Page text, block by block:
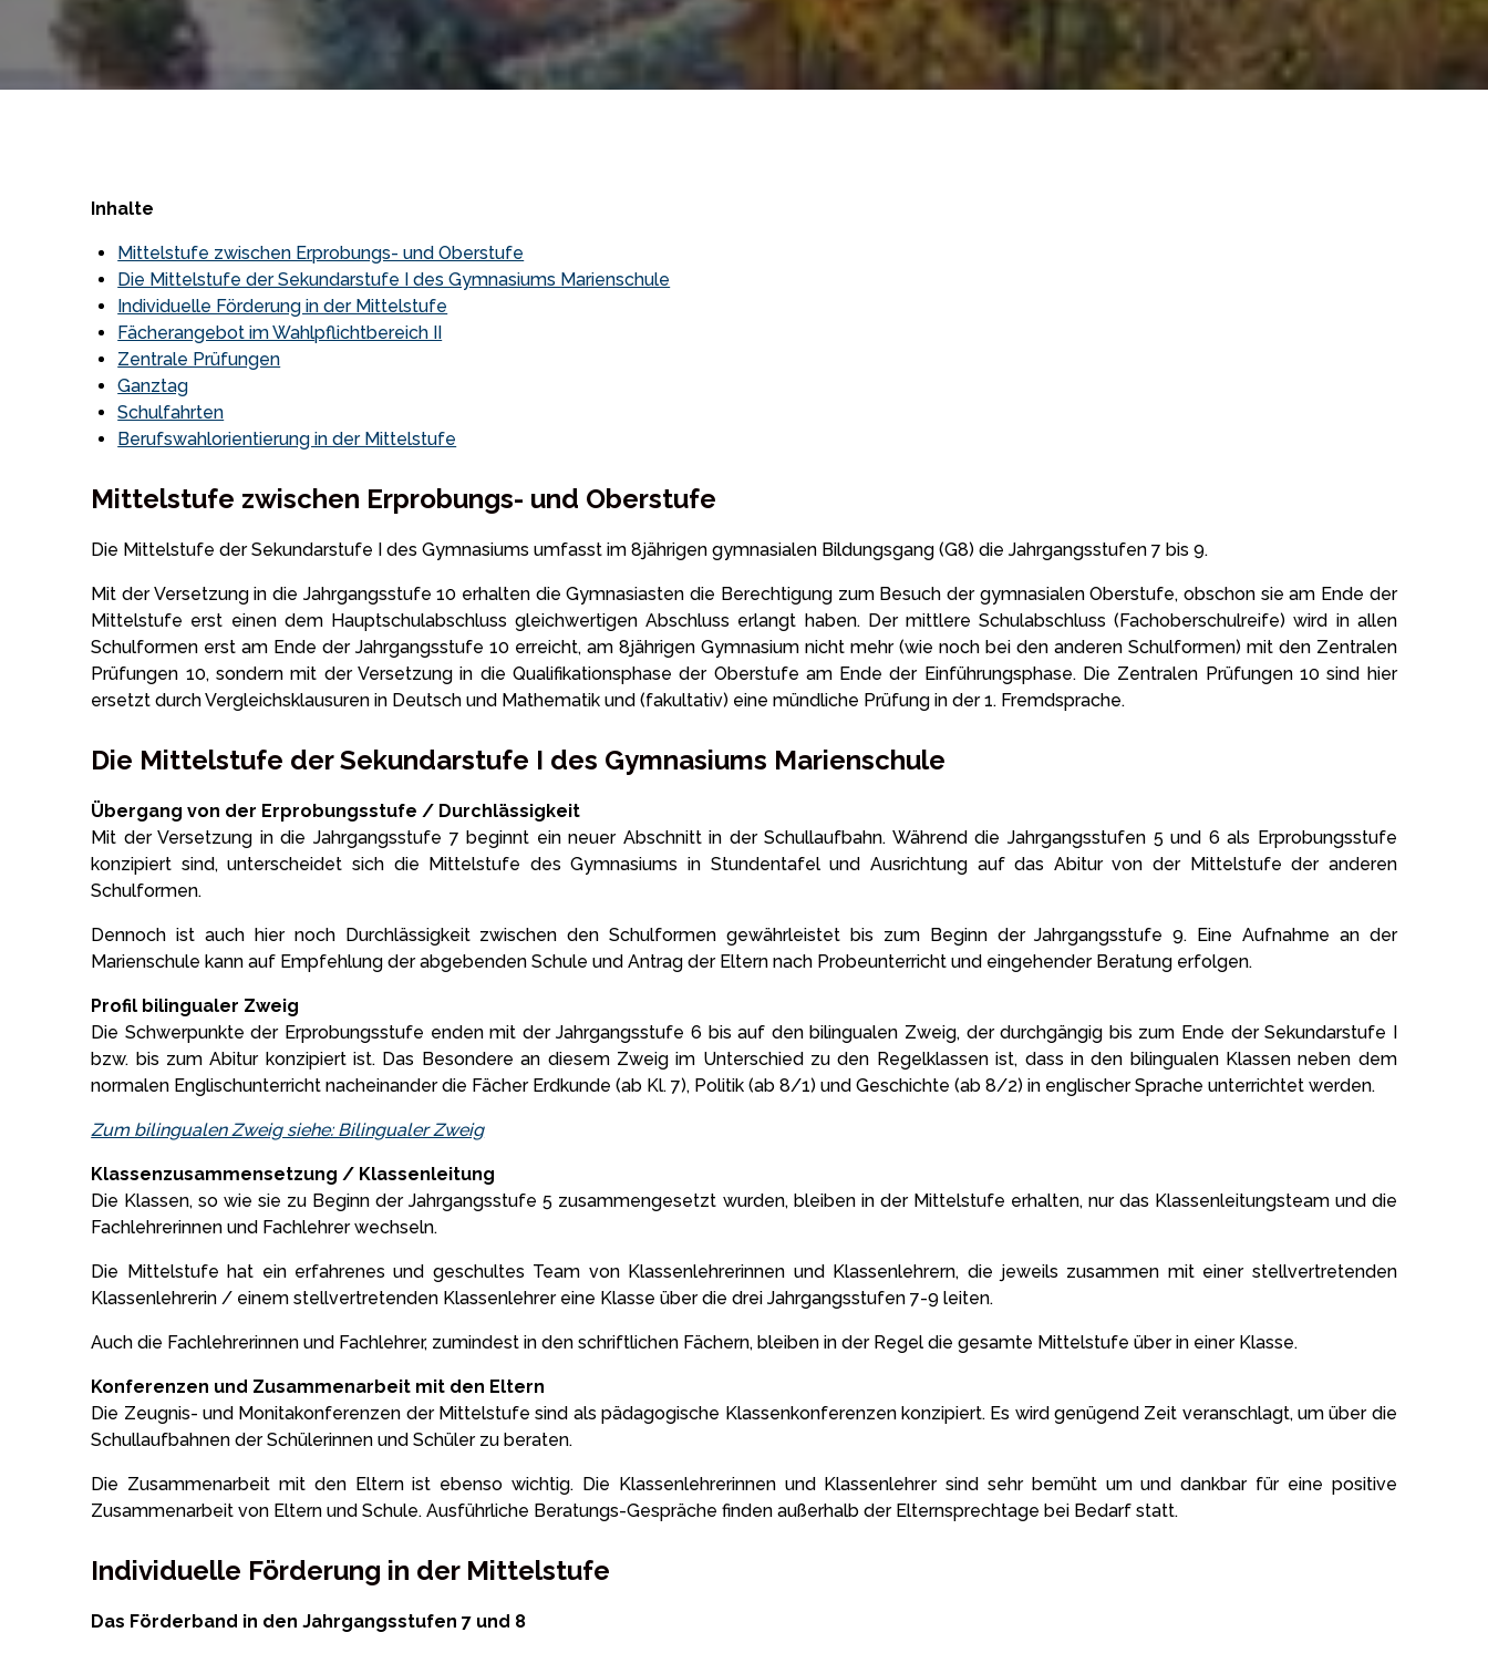
Inhalte
Mittelstufe zwischen Erprobungs- und Oberstufe
Die Mittelstufe der Sekundarstufe I des Gymnasiums Marienschule
Individuelle Förderung in der Mittelstufe
Fächerangebot im Wahlpflichtbereich II
Zentrale Prüfungen
Ganztag
Schulfahrten
Berufswahlorientierung in der Mittelstufe
Mittelstufe zwischen Erprobungs- und Oberstufe
Die Mittelstufe der Sekundarstufe I des Gymnasiums umfasst im 8jährigen gymnasialen Bildungsgang (G8) die Jahrgangsstufen 7 bis 9.
Mit der Versetzung in die Jahrgangsstufe 10 erhalten die Gymnasiasten die Berechtigung zum Besuch der gymnasialen Oberstufe, obschon sie am Ende der
Mittelstufe erst einen dem Hauptschulabschluss gleichwertigen Abschluss erlangt haben. Der mittlere Schulabschluss (Fachoberschulreife) wird in allen
Schulformen erst am Ende der Jahrgangsstufe 10 erreicht, am 8jährigen Gymnasium nicht mehr (wie noch bei den anderen Schulformen) mit den Zentralen
Prüfungen 10, sondern mit der Versetzung in die Qualifikationsphase der Oberstufe am Ende der Einführungsphase. Die Zentralen Prüfungen 10 sind hier
ersetzt durch Vergleichsklausuren in Deutsch und Mathematik und (fakultativ) eine mündliche Prüfung in der 1. Fremdsprache.
Die Mittelstufe der Sekundarstufe I des Gymnasiums Marienschule
Übergang von der Erprobungsstufe / Durchlässigkeit
Mit der Versetzung in die Jahrgangsstufe 7 beginnt ein neuer Abschnitt in der Schullaufbahn. Während die Jahrgangsstufen 5 und 6 als Erprobungsstufe
konzipiert sind, unterscheidet sich die Mittelstufe des Gymnasiums in Stundentafel und Ausrichtung auf das Abitur von der Mittelstufe der anderen
Schulformen.
Dennoch ist auch hier noch Durchlässigkeit zwischen den Schulformen gewährleistet bis zum Beginn der Jahrgangsstufe 9. Eine Aufnahme an der
Marienschule kann auf Empfehlung der abgebenden Schule und Antrag der Eltern nach Probeunterricht und eingehender Beratung erfolgen.
Profil bilingualer Zweig
Die Schwerpunkte der Erprobungsstufe enden mit der Jahrgangsstufe 6 bis auf den bilingualen Zweig, der durchgängig bis zum Ende der Sekundarstufe I
bzw. bis zum Abitur konzipiert ist. Das Besondere an diesem Zweig im Unterschied zu den Regelklassen ist, dass in den bilingualen Klassen neben dem
normalen Englischunterricht nacheinander die Fächer Erdkunde (ab Kl. 7), Politik (ab 8/1) und Geschichte (ab 8/2) in englischer Sprache unterrichtet werden.
Zum bilingualen Zweig siehe: Bilingualer Zweig
Klassenzusammensetzung / Klassenleitung
Die Klassen, so wie sie zu Beginn der Jahrgangsstufe 5 zusammengesetzt wurden, bleiben in der Mittelstufe erhalten, nur das Klassenleitungsteam und die
Fachlehrerinnen und Fachlehrer wechseln.
Die Mittelstufe hat ein erfahrenes und geschultes Team von Klassenlehrerinnen und Klassenlehrern, die jeweils zusammen mit einer stellvertretenden
Klassenlehrerin / einem stellvertretenden Klassenlehrer eine Klasse über die drei Jahrgangsstufen 7-9 leiten.
Auch die Fachlehrerinnen und Fachlehrer, zumindest in den schriftlichen Fächern, bleiben in der Regel die gesamte Mittelstufe über in einer Klasse.
Konferenzen und Zusammenarbeit mit den Eltern
Die Zeugnis- und Monitakonferenzen der Mittelstufe sind als pädagogische Klassenkonferenzen konzipiert. Es wird genügend Zeit veranschlagt, um über die
Schullaufbahnen der Schülerinnen und Schüler zu beraten.
Die Zusammenarbeit mit den Eltern ist ebenso wichtig. Die Klassenlehrerinnen und Klassenlehrer sind sehr bemüht um und dankbar für eine positive
Zusammenarbeit von Eltern und Schule. Ausführliche Beratungs-Gespräche finden außerhalb der Elternsprechtage bei Bedarf statt.
Individuelle Förderung in der Mittelstufe
Das Förderband in den Jahrgangsstufen 7 und 8